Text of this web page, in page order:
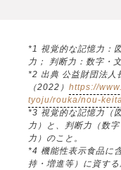
*1 視覚的な記憶力：
力； 判断力：数字・
*2 出典 公益財団法人
（2022） https://
tyoju/rouka/nou-
*3 視覚的な記憶力（
力）と、判断力（数
力）のこと。
*4 機能性表示食品に
持・増進等）に資す